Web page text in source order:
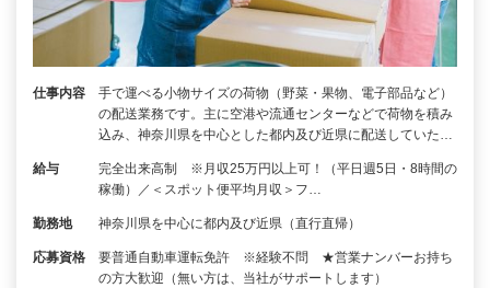
仕事内容
手で運べる小物サイズの荷物（野菜・果物、電子部品など）
の配送業務です。主に空港や流通センターなどで荷物を積み
込み、神奈川県を中心とした都内及び近県に配送していた…
給与
完全出来高制 ※月収25万円以上可！（平日週5日・8時間の
稼働）／＜スポット便平均月収＞フ…
勤務地 神奈川県を中心に都内及び近県（直行直帰）
応募資格
要普通自動車運転免許 ※経験不問 ★営業ナンバーお持ち
の方大歓迎（無い方は、当社がサポートします）